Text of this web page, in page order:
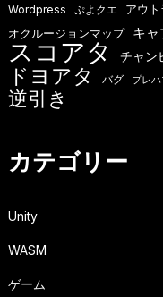
Wordpress ぷよクエ アウ
オクルージョンマップ キャ
スコアタ チャン
ドヨアタ バグ プレ
逆引き
カテゴリー
Unity
WASM
ゲーム